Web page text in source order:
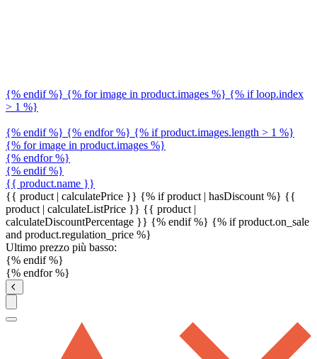
{% endif %} {% for image in product.images %} {% if loop.index
> 1 %}
{% endif %} {% endfor %} {% if product.images.length > 1 %}
{% for image in product.images %}
{% endfor %}
{% endif %}
{{ product.name }}
{{ product | calculatePrice }} {% if product | hasDiscount %} {{
product | calculateListPrice }} {{ product |
calculateDiscountPercentage }} {% endif %} {% if product.on_sale
and product.regulation_price %}
Ultimo prezzo più basso:
{% endif %}
{% endfor %}